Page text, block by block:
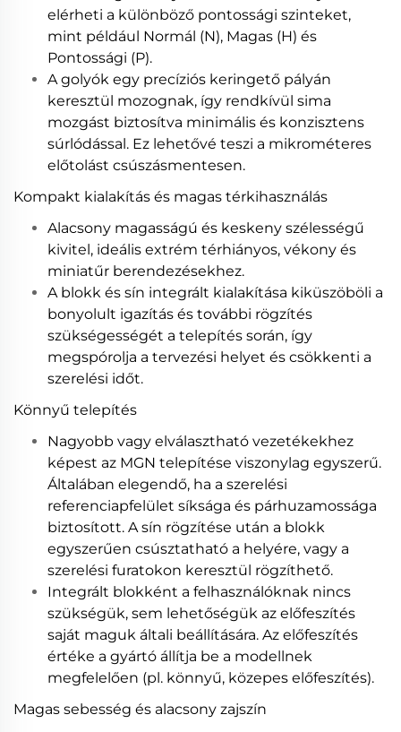
elérheti a különböző pontossági szinteket,
mint például Normál (N), Magas (H) és
Pontossági (P).
A golyók egy precíziós keringető pályán
keresztül mozognak, így rendkívül sima
mozgást biztosítva minimális és konzisztens
súrlódással. Ez lehetővé teszi a mikrométeres
előtolást csúszásmentesen.
Kompakt kialakítás és magas térkihasználás
Alacsony magasságú és keskeny szélességű
kivitel, ideális extrém térhiányos, vékony és
miniatűr berendezésekhez.
A blokk és sín integrált kialakítása kiküszöböli a
bonyolult igazítás és további rögzítés
szükségességét a telepítés során, így
megspórolja a tervezési helyet és csökkenti a
szerelési időt.
Könnyű telepítés
Nagyobb vagy elválasztható vezetékekhez
képest az MGN telepítése viszonylag egyszerű.
Általában elegendő, ha a szerelési
referenciapfelület síksága és párhuzamossága
biztosított. A sín rögzítése után a blokk
egyszerűen csúsztatható a helyére, vagy a
szerelési furatokon keresztül rögzíthető.
Integrált blokként a felhasználóknak nincs
szükségük, sem lehetőségük az előfeszítés
saját maguk általi beállítására. Az előfeszítés
értéke a gyártó állítja be a modellnek
megfelelően (pl. könnyű, közepes előfeszítés).
Magas sebesség és alacsony zajszín